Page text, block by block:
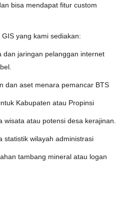
bisa mendapat fitur custom
yang kami sediakan:
dan jaringan pelanggan internet
dan aset menara pemancar BTS
Kabupaten atau Propinsi
wisata atau potensi desa kerajinan.
statistik wilayah administrasi
tambang mineral atau logan